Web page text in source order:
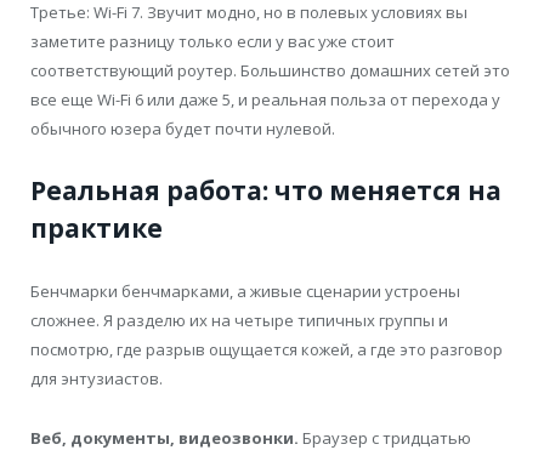
Третье: Wi-Fi 7. Звучит модно, но в полевых условиях вы
заметите разницу только если у вас уже стоит
соответствующий роутер. Большинство домашних сетей это
все еще Wi-Fi 6 или даже 5, и реальная польза от перехода у
обычного юзера будет почти нулевой.
Реальная работа: что меняется на
практике
Бенчмарки бенчмарками, а живые сценарии устроены
сложнее. Я разделю их на четыре типичных группы и
посмотрю, где разрыв ощущается кожей, а где это разговор
для энтузиастов.
Веб, документы, видеозвонки. Браузер с тридцатью